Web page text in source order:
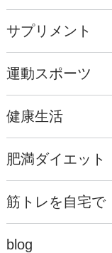
サプリメント
運動スポーツ
健康生活
肥満ダイエット
筋トレを自宅で
blog